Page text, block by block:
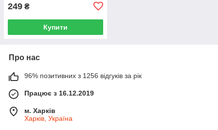
249 ₴
Купити
Про нас
96% позитивних з 1256 відгуків за рік
Працює з 16.12.2019
м. Харків
Харків, Україна